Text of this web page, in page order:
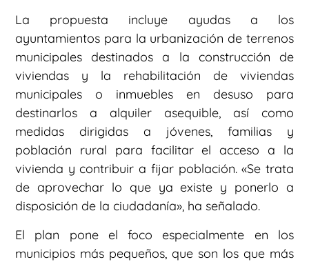
La propuesta incluye ayudas a los
ayuntamientos para la urbanización de terrenos
municipales destinados a la construcción de
viviendas y la rehabilitación de viviendas
municipales o inmuebles en desuso para
destinarlos a alquiler asequible, así como
medidas dirigidas a jóvenes, familias y
población rural para facilitar el acceso a la
vivienda y contribuir a fijar población. «Se trata
de aprovechar lo que ya existe y ponerlo a
disposición de la ciudadanía», ha señalado.
El plan pone el foco especialmente en los
municipios más pequeños, que son los que más